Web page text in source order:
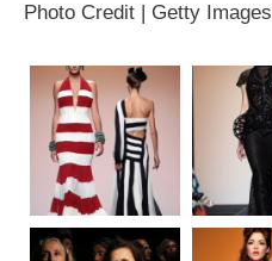
Photo Credit | Getty Images